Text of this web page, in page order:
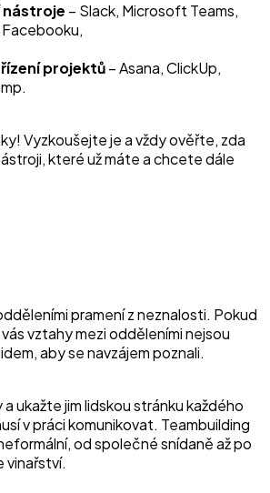
nástroje – Slack, Microsoft Teams,
projektů– Asana, ClickUp,
Vyzkoušejte je a vždy ověřte, zda
které už máte a chcete dále
pramení z neznalosti. Pokud
vztahy mezi odděleními nejsou
aby se navzájem poznali.
ukažte jim lidskou stránku každého
v práci komunikovat. Teambuilding
od společné snídaně až po
vinařství.